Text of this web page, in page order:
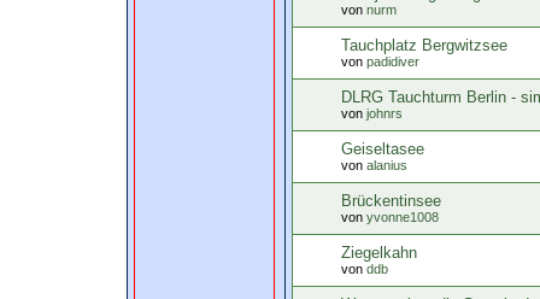
von nurm
Tauchplatz Bergwitzsee
von padidiver
DLRG Tauchturm Berlin -
von johnrs
Geiseltasee
von alanius
Brückentinsee
von yvonne1008
Ziegelkahn
von ddb